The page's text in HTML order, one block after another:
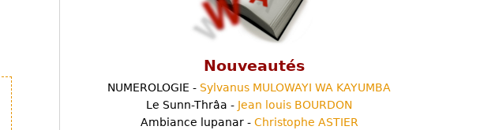
Nouveautés
NUMEROLOGIE - Sylvanus MULOWAYI WA KAYUMBA
Le Sunn-Thrâa - Jean louis BOURDON
Ambiance lupanar - Christophe ASTIER